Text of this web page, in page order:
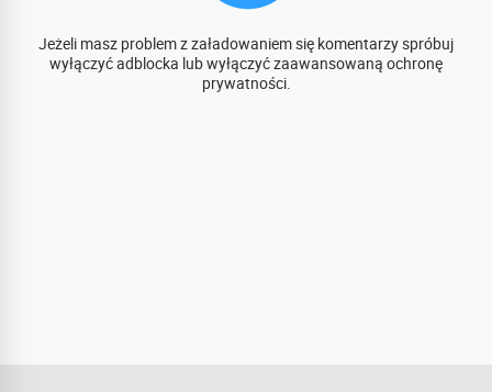
Jeżeli masz problem z załadowaniem się komentarzy spróbuj
wyłączyć adblocka lub wyłączyć zaawansowaną ochronę
prywatności.